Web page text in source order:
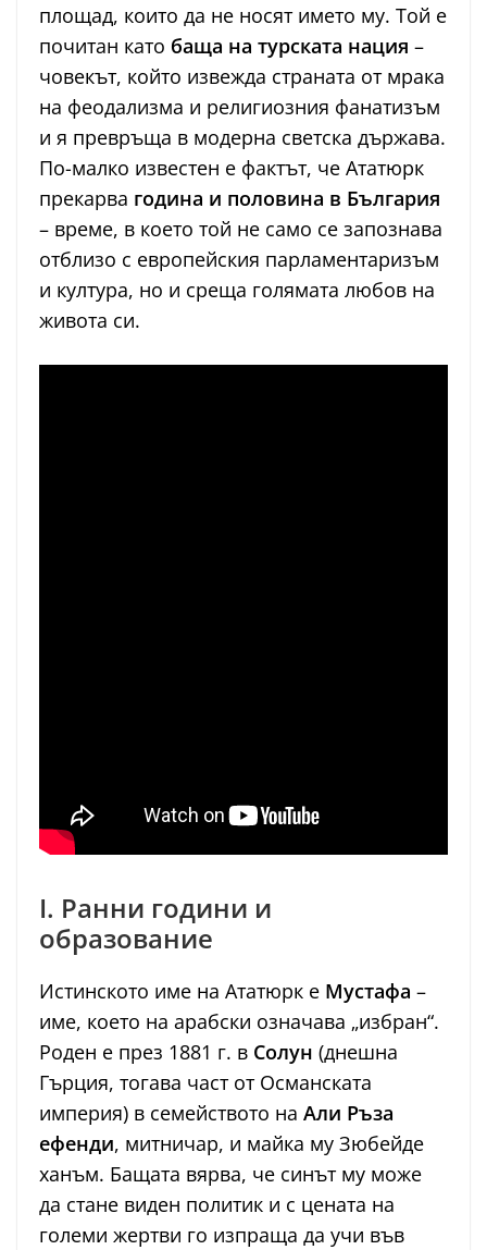
площад, които да не носят името му. Той е
почитан като баща на турската нация –
човекът, който извежда страната от мрака
на феодализма и религиозния фанатизъм
и я превръща в модерна светска държава.
По-малко известен е фактът, че Ататюрк
прекарва година и половина в България
– време, в което той не само се запознава
отблизо с европейския парламентаризъм
и култура, но и среща голямата любов на
живота си.
I. Ранни години и
образование
Истинското име на Ататюрк е Мустафа –
име, което на арабски означава „избран“.
Роден е през 1881 г. в Солун (днешна
Гърция, тогава част от Османската
империя) в семейството на Али Ръза
ефенди, митничар, и майка му Зюбейде
ханъм. Бащата вярва, че синът му може
да стане виден политик и с цената на
големи жертви го изпраща да учи във